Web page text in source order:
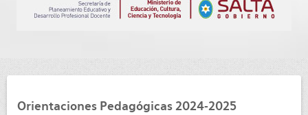
Orientaciones Pedagógicas 2024-2025